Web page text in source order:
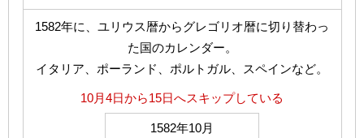
1582年に、ユリウス暦からグレゴリオ暦に切り替わっ
た国のカレンダー。
イタリア、ポーランド、ポルトガル、スペインなど。
10月4日から15日へスキップしている
1582年10月